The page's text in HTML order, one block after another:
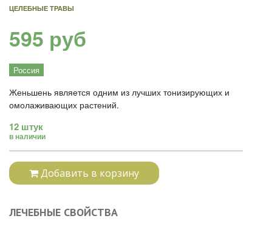
ЦЕЛЕБНЫЕ ТРАВЫ
595 руб
Россия
Женьшень является одним из лучших тонизирующих и
омолаживающих растений.
12 штук
в наличии
Добавить в корзину
ЛЕЧЕБНЫЕ СВОЙСТВА